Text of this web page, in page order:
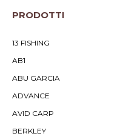
PRODOTTI
13 FISHING
AB1
ABU GARCIA
ADVANCE
AVID CARP
BERKLEY